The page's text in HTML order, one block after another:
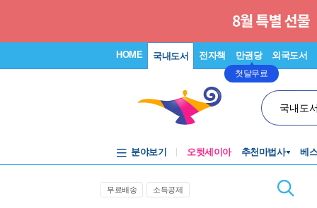
HOME 국내도서 전자책 만권당
첫달무료
외국도서
국내도
분야보기 오뒷세이아 추천마법사 베
무료배송 소득공제